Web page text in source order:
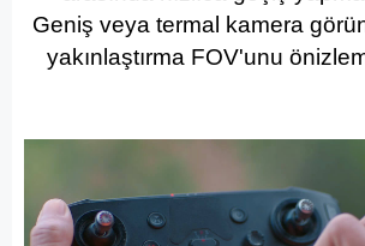
Geniş veya termal kamera
yakınlaştırma FOV'unu